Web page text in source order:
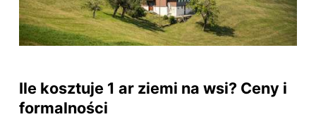
Ile kosztuje 1 ar ziemi na wsi? Ceny i
formalności